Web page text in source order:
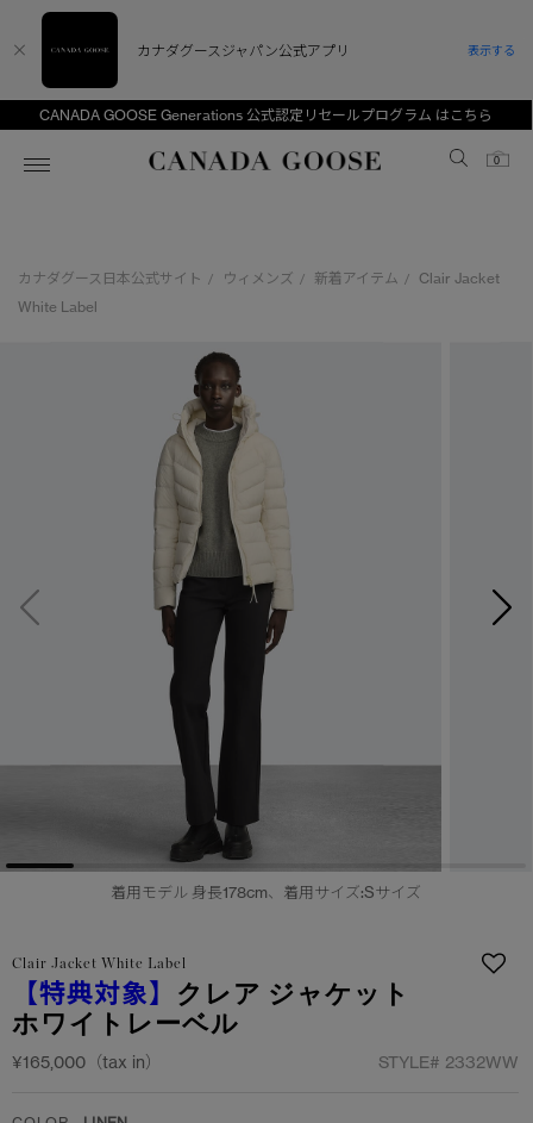
CANADA GOOSE Generations 公式認定リセールプログラム はこちら
Canada Goose
0
ディスカバー
アンバサダー
スプリングコレクション
新着アイテム
ベストセラー
FW26コレクション
サマー 26 コレクション
サマー 26 コレクションLOOK
日本限定モデル
スノーグース
メイドインジャパンTシャツ
アウターウェア
アパレル
アクセサリー
コレクション
新着アイテム
ベストセラー
FW26コレクション
サマー 26 コレクション
サマー 26 コレクションLOOK
日本限定モデル
スノーグース
メイドインジャパンTシャツ
アウターウェア
アパレル
アクセサリー
コレクション
ベビー（0‐24ヵ月)
キッズ（2‐7歳)
ユース（6＋歳)
コレクション
CANADA GOOSE Generationsは、アウター
ウェアの下取り・再販を通じて、長く愛される製
品の価値を受け継いでいきます。
アーカイブの希少なピースもご覧いただけます。
詳しく見る
カナダグース日本公式サイト / ウィメンズ / 新着アイテム /
Clair Jacket
White Label
着用モデル 身長178cm、着用サイズ:Sサイズ
Clair Jacket White Label
【特典対象】 クレア ジャケット
ホワイトレーベル
¥165,000（tax in） STYLE# 2332WW
カナダグースジャパン公式アプリ 表示する